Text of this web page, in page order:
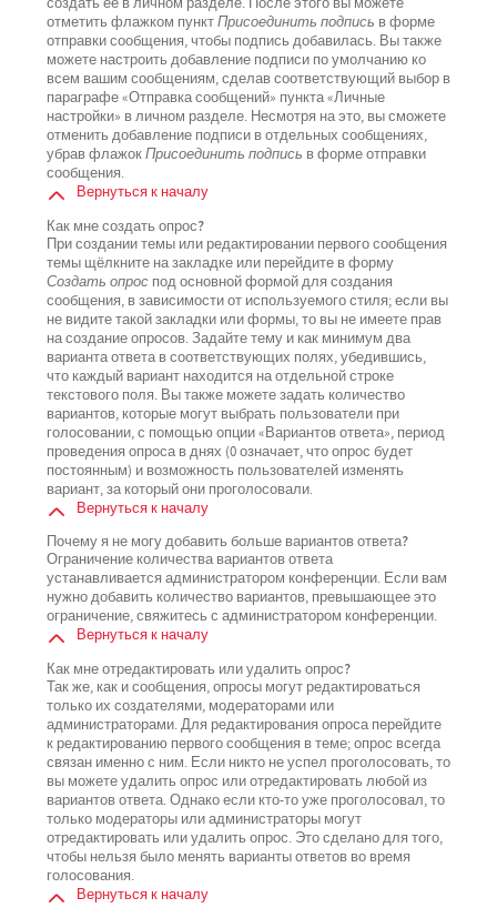
отметить флажком пунктПрисоединить подпись в форме
отправки сообщения, чтобы подпись добавилась. Вы также
можете настроить добавление подписи по умолчанию ко
всем вашим сообщениям, сделав соответствующий выбор в
параграфе «Отправка сообщений» пункта «Личные
настройки» в личном разделе. Несмотря на это, вы сможете
отменить добавление подписи в отдельных сообщениях,
убрав флажокПрисоединить подпись в форме отправки
сообщения.
Вернуться к началу
Как мне создать опрос?
При создании темы или редактировании первого сообщения
темы щёлкните на закладке или перейдите в форму
Создать опроспод основной формой для создания
сообщения, в зависимости от используемого стиля; если вы
не видите такой закладки или формы, то вы не имеете прав
на создание опросов. Задайте тему и как минимум два
варианта ответа в соответствующих полях, убедившись,
что каждый вариант находится на отдельной строке
текстового поля. Вы также можете задать количество
вариантов, которые могут выбрать пользователи при
голосовании, с помощью опции «Вариантов ответа», период
проведения опроса в днях (0 означает, что опрос будет
постоянным) и возможность пользователей изменять
вариант, за который они проголосовали.
Вернуться к началу
Почему я не могу добавить больше вариантов ответа?
Ограничение количества вариантов ответа
устанавливается администратором конференции. Если вам
нужно добавить количество вариантов, превышающее это
ограничение, свяжитесь с администратором конференции.
Вернуться к началу
Как мне отредактировать или удалить опрос?
Так же, как и сообщения, опросы могут редактироваться
только их создателями, модераторами или
администраторами. Для редактирования опроса перейдите
к редактированию первого сообщения в теме; опрос всегда
связан именно с ним. Если никто не успел проголосовать, то
вы можете удалить опрос или отредактировать любой из
вариантов ответа. Однако если кто-то уже проголосовал, то
только модераторы или администраторы могут
отредактировать или удалить опрос. Это сделано для того,
чтобы нельзя было менять варианты ответов во время
голосования.
Вернуться к началу